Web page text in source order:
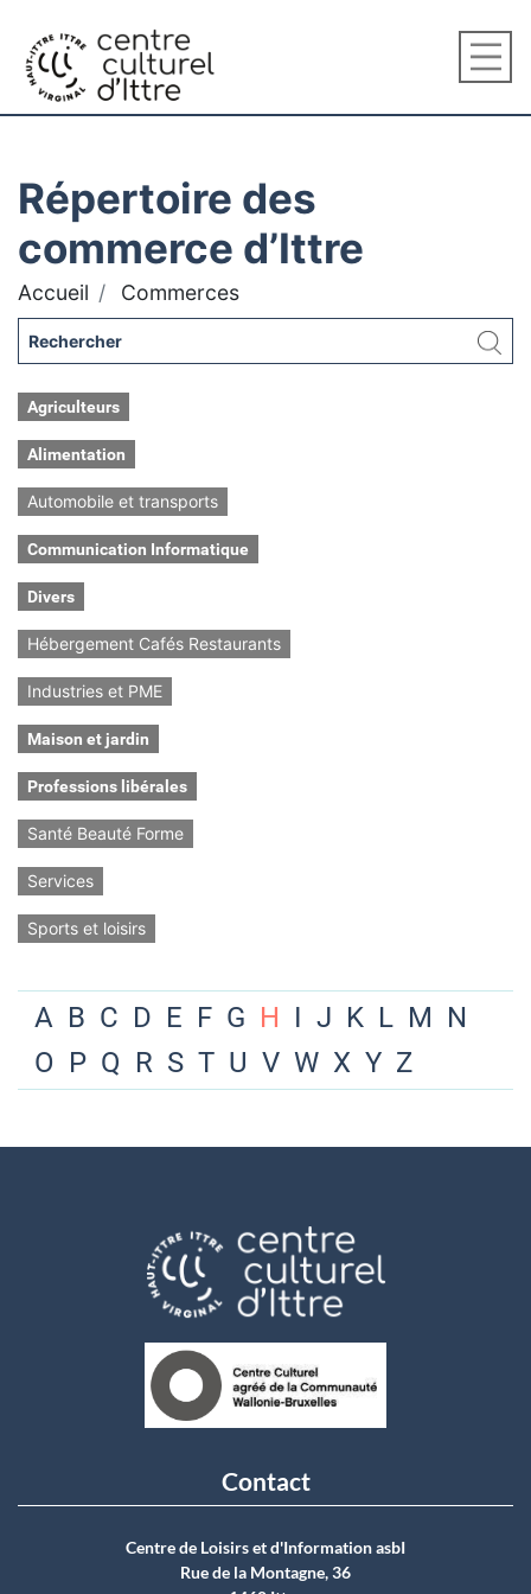
Répertoire des
commerce d’Ittre
Accueil Commerces
Agriculteurs
Alimentation
Automobile et transports
Communication Informatique
Divers
Hébergement Cafés Restaurants
Industries et PME
Maison et jardin
Professions libérales
Santé Beauté Forme
Services
Sports et loisirs
A B C D E F G H I J K L M N
O P Q R S T U V W X Y Z
Contact
Centre de Loisirs et d'Information asbI
Rue de la Montagne, 36